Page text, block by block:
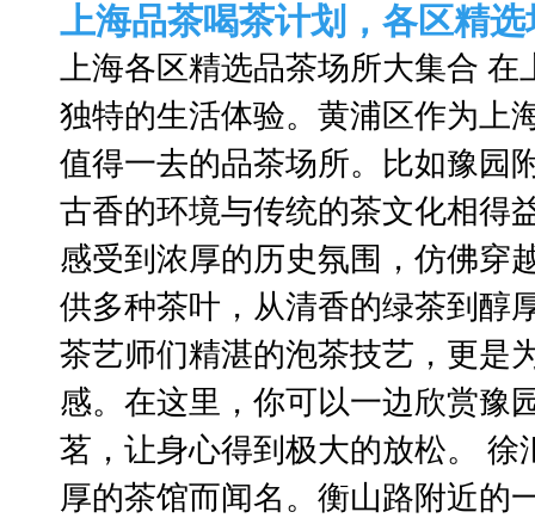
上海品茶喝茶计划，各区精
上海各区精选品茶场所大集合 在
独特的生活体验。黄浦区作为上
值得一去的品茶场所。比如豫园
古香的环境与传统的茶文化相得
感受到浓厚的历史氛围，仿佛穿
供多种茶叶，从清香的绿茶到醇
茶艺师们精湛的泡茶技艺，更是
感。在这里，你可以一边欣赏豫
茗，让身心得到极大的放松。 徐
厚的茶馆而闻名。衡山路附近的